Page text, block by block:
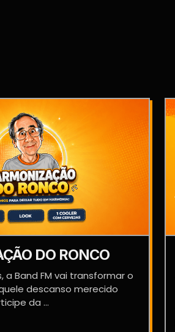
DO RONCO
a Band FM vai transformar o
descanso merecido
da ...